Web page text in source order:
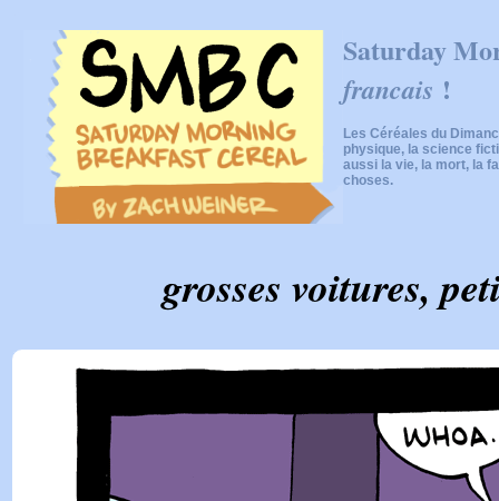
Saturday
francais !
Les Céréales du
physique, la science
aussi la vie, la mort, la
choses.
grosses voitures,